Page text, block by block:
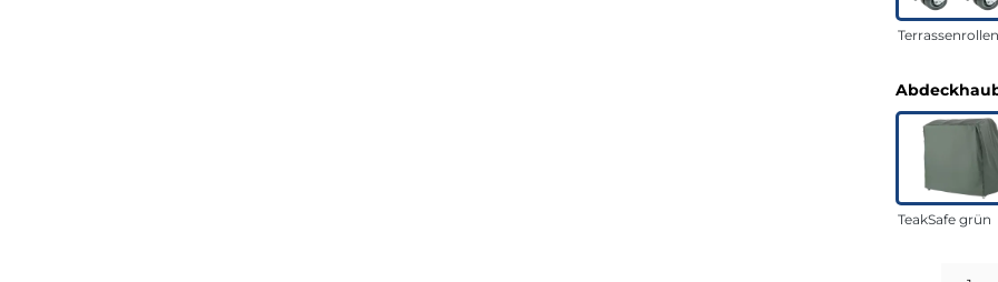
Terrassenrollen
TeakSafe grün
Produkt